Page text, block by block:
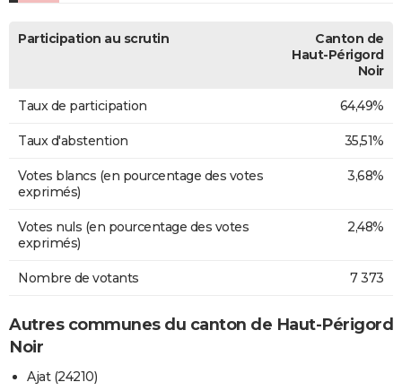
Participation au scrutin
Canton de
Haut-Périgord
Noir
Taux de participation 64,49%
Taux d'abstention 35,51%
Votes blancs (en pourcentage des votes
exprimés)
3,68%
Votes nuls (en pourcentage des votes
exprimés)
2,48%
Nombre de votants 7 373
Autres communes du canton de Haut-Périgord
Noir
Ajat (24210)